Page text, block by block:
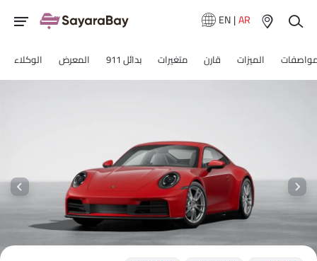
EN|AR
الميزات قارن متغيرات بدائل 911 المعرض الوكلاء